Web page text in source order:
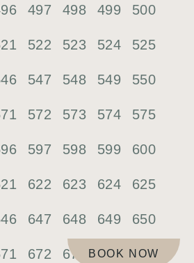
BOOK NOW
497 498 499 500
522 523 524 525
547 548 549 550
572 573 574 575
597 598 599 600
622 623 624 625
647 648 649 650
672 673 674 675